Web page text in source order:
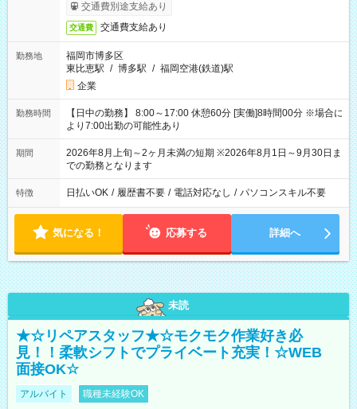
交通費別途支給あり
交通費 交通費支給あり
勤務地
福岡市博多区
東比恵駅 / 博多駅 / 福岡空港(鉄道)駅
企業
勤務時間
【日中の勤務】 8:00～17:00 休憩60分 [実働]8時間00分 ※場合に
より7:00出勤の可能性あり
期間
2026年8月上旬～2ヶ月未満の短期 ※2026年8月1日～9月30日ま
での勤務となります
特徴 日払いOK / 履歴書不要 / 電話対応なし / パソコンスキル不要
気になる！ 応募する 詳細へ
未読
★☆リペアスタッフ★☆モクモク作業好き必
見！！柔軟シフトでプライベート充実！☆WEB
面接OK☆
アルバイト 職種未経験OK